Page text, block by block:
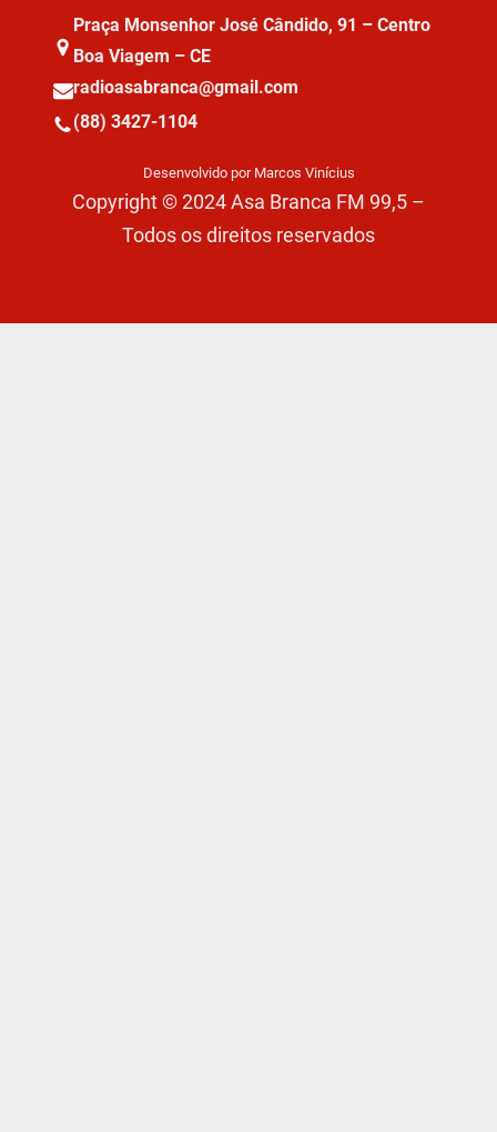
Praça Monsenhor José Cândido, 91 – Centro
Boa Viagem – CE
radioasabranca@gmail.com
(88) 3427-1104
Desenvolvido por Marcos Vinícius
Copyright © 2024 Asa Branca FM 99,5 –
Todos os direitos reservados